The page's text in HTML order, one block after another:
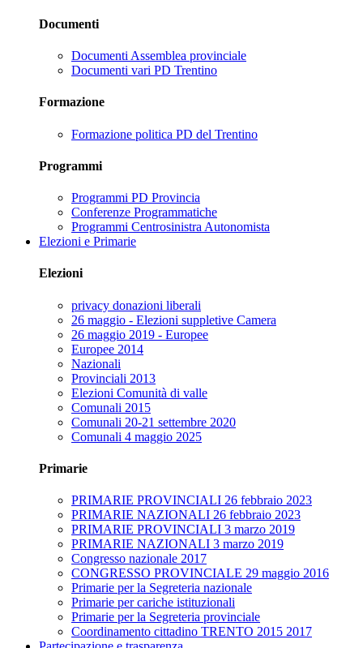
Documenti
Documenti Assemblea provinciale
Documenti vari PD Trentino
Formazione
Formazione politica PD del Trentino
Programmi
Programmi PD Provincia
Conferenze Programmatiche
Programmi Centrosinistra Autonomista
Elezioni e Primarie
Elezioni
privacy donazioni liberali
26 maggio - Elezioni suppletive Camera
26 maggio 2019 - Europee
Europee 2014
Nazionali
Provinciali 2013
Elezioni Comunità di valle
Comunali 2015
Comunali 20-21 settembre 2020
Comunali 4 maggio 2025
Primarie
PRIMARIE PROVINCIALI 26 febbraio 2023
PRIMARIE NAZIONALI 26 febbraio 2023
PRIMARIE PROVINCIALI 3 marzo 2019
PRIMARIE NAZIONALI 3 marzo 2019
Congresso nazionale 2017
CONGRESSO PROVINCIALE 29 maggio 2016
Primarie per la Segreteria nazionale
Primarie per cariche istituzionali
Primarie per la Segreteria provinciale
Coordinamento cittadino TRENTO 2015 2017